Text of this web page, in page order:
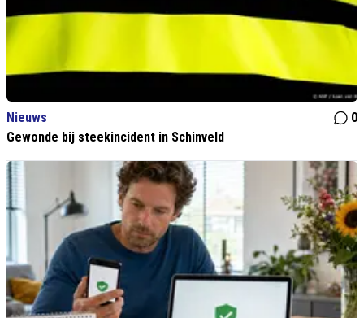
Nieuws
0
Gewonde bij steekincident in Schinveld